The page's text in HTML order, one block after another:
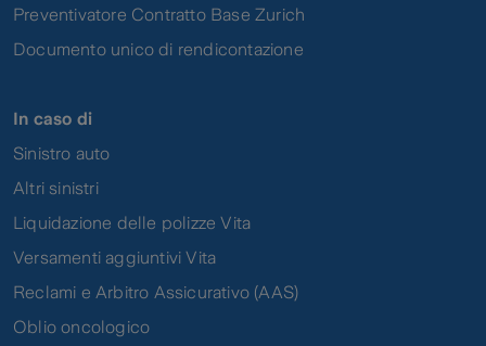
Preventivatore Contratto Base Zurich
Documento unico di rendicontazione
In caso di
Sinistro auto
Altri sinistri
Liquidazione delle polizze Vita
Versamenti aggiuntivi Vita
Reclami e Arbitro Assicurativo (AAS)
Oblio oncologico